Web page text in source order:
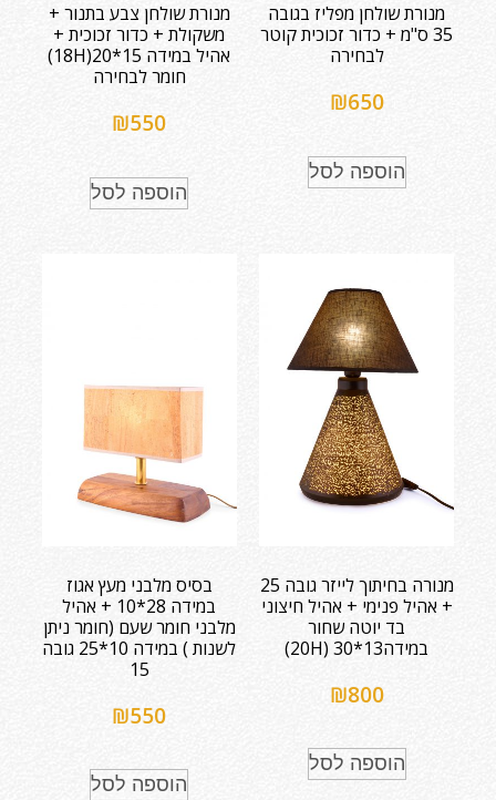
מנורת שולחן מפליז בגובה
35 ס"מ + כדור זכוכית קוטר
לבחירה
₪650
הוספה לסל
מנורת שולחן צבע בתנור +
משקולת + כדור זכוכית +
אהיל במידה 15*20(18H)
חומר לבחירה
₪550
הוספה לסל
מנורה בחיתוך לייזר גובה 25
+ אהיל פנימי + אהיל חיצוני
בד יוטה שחור
במידה13*30 (20H)
₪800
הוספה לסל
בסיס מלבני מעץ אגוז
במידה 28*10 + אהיל
מלבני חומר שעם (חומר ניתן
לשנות ) במידה 10*25 גובה
15
₪550
הוספה לסל